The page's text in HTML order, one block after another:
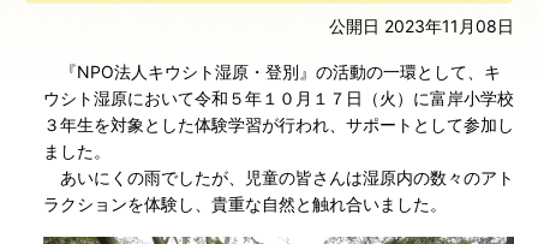
公開日 2023年11月08日
『NPO法人キウシト湿原・登別』の活動の一環として、キ
ウシト湿原において令和５年１０月１７日（火）に富岸小学校
３年生を対象とした体験学習が行われ、サポートとして参加し
ました。
あいにくの雨でしたが、児童の皆さんは湿原内の数々のアト
ラクションを体験し、貴重な自然と触れ合いました。